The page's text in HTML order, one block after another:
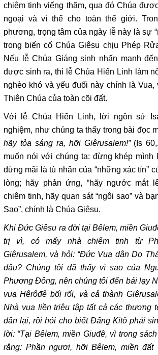
chiêm tinh viếng thăm, qua đó Chúa
ngoại và vì thế cho toàn thế giới.
phương, trọng tâm của ngày lễ này là sự
trong biến cố Chúa Giêsu chịu Phép
Nếu lễ Chúa Giáng sinh nhấn mạnh
được sinh ra, thì lễ Chúa Hiển Linh làm
nghèo khó và yếu đuối này chính là
Thiên Chúa của toàn cõi đất.
Với lễ Chúa Hiển Linh, lời ngôn sứ
nghiệm, như chúng ta thấy trong bài đọc
hãy tỏa sáng ra, hỡi Giêrusalem!”(Is
muốn nói với chúng ta: đừng khép mình
đừng mãi là tù nhân của “những xác tín”
lòng; hãy phản ứng, “hãy ngước mắt
chiêm tinh, hãy quan sát “ngôi sao” và
Sao”, chính là Chúa Giêsu.
Khi Đức Giêsu ra đời tại Bêlem, miền
trị vì, có mấy nhà chiêm tinh từ
Giêrusalem, và hỏi: “Đức Vua dân Do
đâu? Chúng tôi đã thấy vì sao của
Phương Đông, nên chúng tôi đến bái lạy
vua Hêrôđê bối rối, và cả thành
Nhà vua liền triệu tập tất cả các thượng
dân lại, rồi hỏi cho biết Đấng Kitô phải
lời: “Tại Bêlem, miền Giuđê, vì trong
rằng: Phần ngươi, hỡi Bêlem, miền đất